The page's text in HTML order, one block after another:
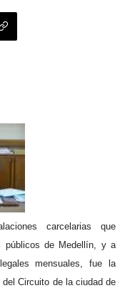
carcelarias que
públicos de Medellín, y a
mensuales, fue la
Circuito de la ciudad de